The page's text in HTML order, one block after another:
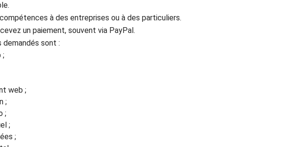
à des entreprises ou à des particuliers.
un paiement, souvent via PayPal.
demandés sont :
;
web ;
;
;
;
;